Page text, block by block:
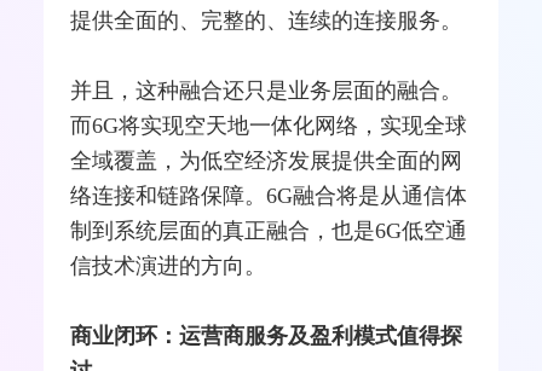
提供全面的、完整的、连续的连接服务。
并且，这种融合还只是业务层面的融合。
而6G将实现空天地一体化网络，实现全球
全域覆盖，为低空经济发展提供全面的网
络连接和链路保障。6G融合将是从通信体
制到系统层面的真正融合，也是6G低空通
信技术演进的方向。
商业闭环：运营商服务及盈利模式值得探